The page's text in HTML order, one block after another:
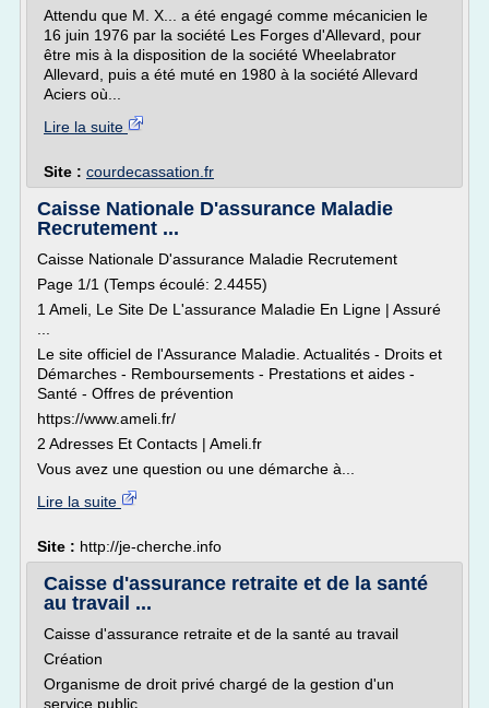
Attendu que M. X... a été engagé comme mécanicien le
16 juin 1976 par la société Les Forges d'Allevard, pour
être mis à la disposition de la société Wheelabrator
Allevard, puis a été muté en 1980 à la société Allevard
Aciers où...
Lire la suite
Site : courdecassation.fr
Caisse Nationale D'assurance Maladie
Recrutement ...
Caisse Nationale D'assurance Maladie Recrutement
Page 1/1 (Temps écoulé: 2.4455)
1 Ameli, Le Site De L'assurance Maladie En Ligne | Assuré
Le site officiel de l'Assurance Maladie. Actualités - Droits et
Démarches - Remboursements - Prestations et aides -
Santé - Offres de prévention
https://www.ameli.fr/
2 Adresses Et Contacts | Ameli.fr
Vous avez une question ou une démarche à...
Lire la suite
Site : http://je-cherche.info
Caisse d'assurance retraite et de la santé
au travail ...
Caisse d'assurance retraite et de la santé au travail
Création
Organisme de droit privé chargé de la gestion d'un
service public